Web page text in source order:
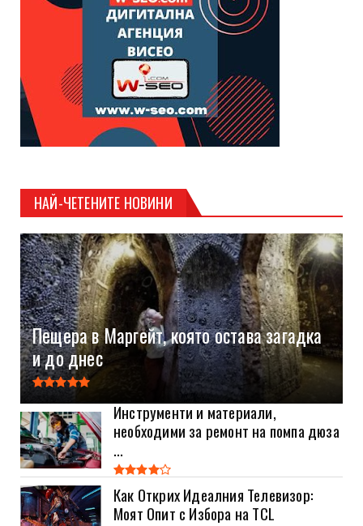
НАЙ-ЧЕТЕНИТЕ НОВИНИ
Пещера в Маргейт, която остава загадка
и до днес
Инструменти и материали,
необходими за ремонт на помпа дюза
...
Как Открих Идеалния Телевизор:
Моят Опит с Избора на TCL